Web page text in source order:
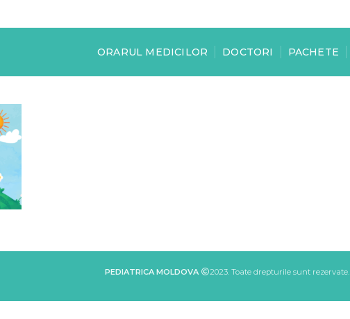
ORARUL MEDICILOR DOCTORI PACHETE
PEDIATRICA MOLDOVA 2023. Toate drepturile sunt rezervate.